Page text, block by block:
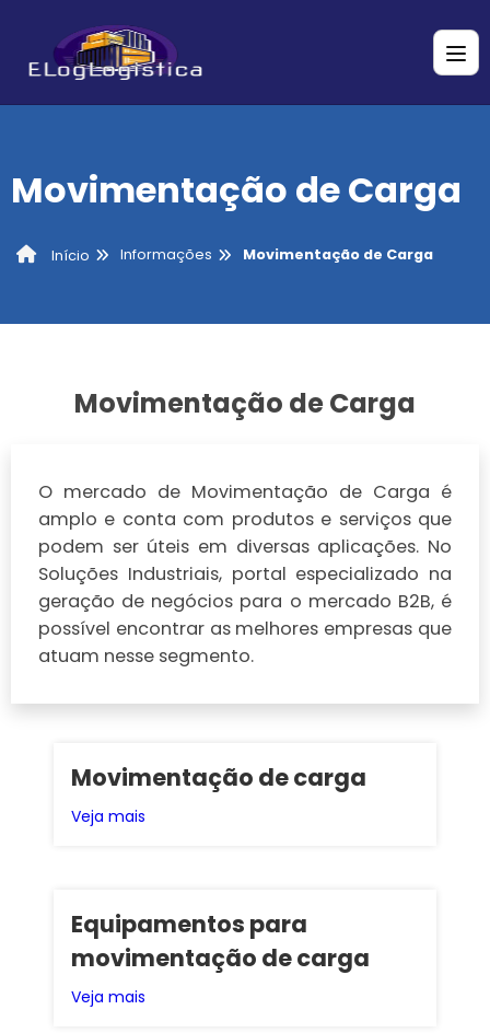
Movimentação de Carga
Início Informações Movimentação de Carga
Movimentação de Carga
O mercado de Movimentação de Carga é
amplo e conta com produtos e serviços que
podem ser úteis em diversas aplicações. No
Soluções Industriais, portal especializado na
geração de negócios para o mercado B2B, é
possível encontrar as melhores empresas que
atuam nesse segmento.
Movimentação de carga
Veja mais
Equipamentos para
movimentação de carga
Veja mais